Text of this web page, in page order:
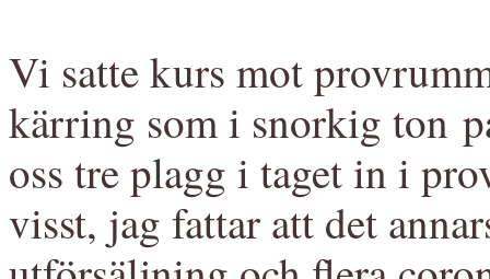
Vi satte kurs mot
kärring som i snorkig ton
oss tre plagg i taget in i
visst, jag fattar att det